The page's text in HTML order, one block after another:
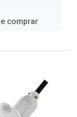
comprar